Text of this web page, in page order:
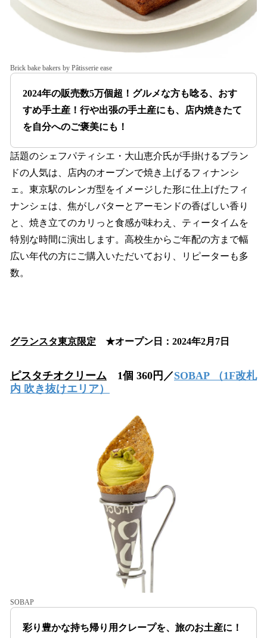
Brick bake bakers by Pâtisserie ease
2024年の販売数5万個超！グルメな方も唸る、おす
すめ手土産！行や出張の手土産にも、店内焼きたて
を自分へのご褒美にも！
話題のシェフパティシエ・大山恵介氏が手掛けるブラン
ドの人気は、店内のオーブンで焼き上げるフィナンシ
ェ。東京駅のレンガ型をイメージした形に仕上げたフィ
ナンシェは、焦がしバターとアーモンドの香ばしい香り
と、焼き立てのカリっと食感が味わえ、ティータイムを
特別な時間に演出します。高校生からご年配の方まで幅
広い年代の方にご購入いただいており、リピーターも多
数。
グランスタ東京限定 ★オープン日：2024年2月7日
ピスタチオクリーム 1個 360円／SOBAP （1F改札
内 吹き抜けエリア）
SOBAP
彩り豊かな持ち帰り用クレープを、旅のお土産に！